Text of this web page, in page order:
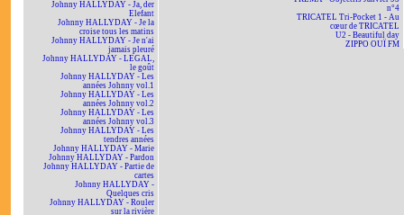
Johnny HALLYDAY - Ja, der
Elefant
Johnny HALLYDAY - Je la
croise tous les matins
Johnny HALLYDAY - Je n'ai
jamais pleuré
Johnny HALLYDAY - LEGAL,
le goût
Johnny HALLYDAY - Les
années Johnny vol.1
Johnny HALLYDAY - Les
années Johnny vol.2
Johnny HALLYDAY - Les
années Johnny vol.3
Johnny HALLYDAY - Les
tendres années
Johnny HALLYDAY - Marie
Johnny HALLYDAY - Pardon
Johnny HALLYDAY - Partie de
cartes
Johnny HALLYDAY -
Quelques cris
Johnny HALLYDAY - Rouler
sur la rivière
n°4
TRICATEL Tri-Pocket 1 - Au
cœur de TRICATEL
U2 - Beautiful day
ZIPPO OUÏ FM